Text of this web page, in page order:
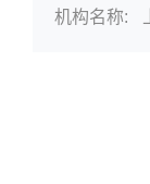
机构名称: